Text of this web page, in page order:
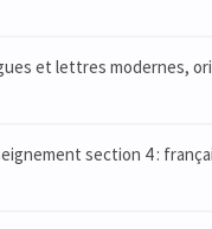
et lettres modernes,
section 4 :